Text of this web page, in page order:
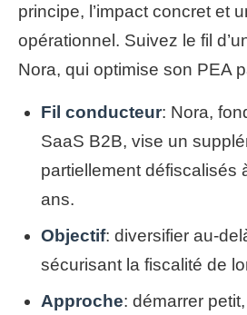
principe, l’impact concret et
opérationnel. Suivez le fil
Nora, qui optimise son PEA
Fil conducteur: Nora,
SaaS B2B, vise un
partiellement défiscalisés
ans.
Objectif: diversifier au-
sécurisant la fiscalité de
Approche: démarrer